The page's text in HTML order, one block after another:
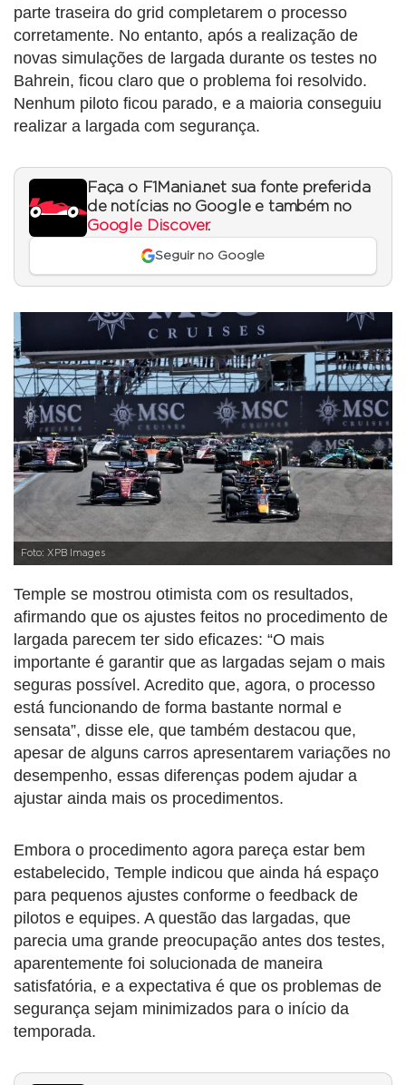
parte traseira do grid completarem o processo
corretamente. No entanto, após a realização de
novas simulações de largada durante os testes no
Bahrein, ficou claro que o problema foi resolvido.
Nenhum piloto ficou parado, e a maioria conseguiu
realizar a largada com segurança.
Faça o F1Mania.net sua fonte preferida
de notícias no Google e também no
Google Discover.
Seguir no Google
Foto: XPB Images
Temple se mostrou otimista com os resultados,
afirmando que os ajustes feitos no procedimento de
largada parecem ter sido eficazes: “O mais
importante é garantir que as largadas sejam o mais
seguras possível. Acredito que, agora, o processo
está funcionando de forma bastante normal e
sensata”, disse ele, que também destacou que,
apesar de alguns carros apresentarem variações no
desempenho, essas diferenças podem ajudar a
ajustar ainda mais os procedimentos.
Embora o procedimento agora pareça estar bem
estabelecido, Temple indicou que ainda há espaço
para pequenos ajustes conforme o feedback de
pilotos e equipes. A questão das largadas, que
parecia uma grande preocupação antes dos testes,
aparentemente foi solucionada de maneira
satisfatória, e a expectativa é que os problemas de
segurança sejam minimizados para o início da
temporada.